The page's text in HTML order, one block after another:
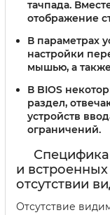
тачпада.
отображение
В параметрах
настройки
мышью, а
В BIOS
раздел,
устройств
ограничений.
и
отсутствии
Отсутствие